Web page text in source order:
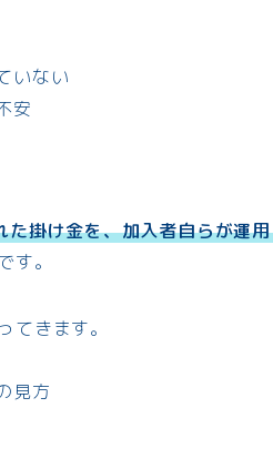
いない
安
掛け金を、加入者自らが運
す。
きます。
見方